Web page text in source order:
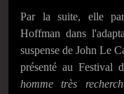
Par la suite, elle
Hoffman dans
suspense de John Le
présenté au Festival
homme très